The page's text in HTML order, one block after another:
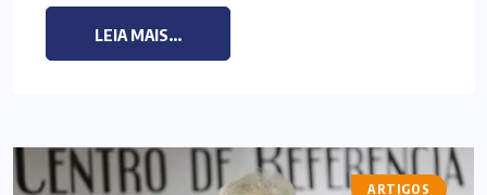
LEIA MAIS...
ARTIGOS